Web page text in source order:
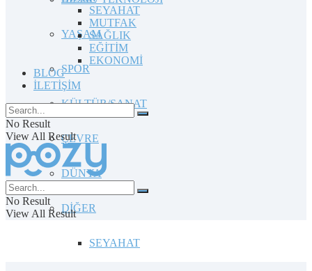
YAŞAM
SPOR
KÜLTÜR/SANAT
ÇEVRE
DÜNYA
DİĞER
SEYAHAT
SEYAHAT
MUTFAK
SAĞLIK
EĞİTİM
EKONOMİ
BLOG
İLETİŞİM
No Result
View All Result
No Result
View All Result